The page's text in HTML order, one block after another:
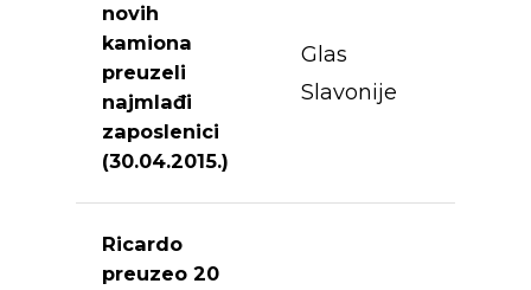
novih
kamiona
preuzeli
najmlađi
zaposlenici
(30.04.2015.)
Glas
Slavonije
Ricardo
preuzeo 20